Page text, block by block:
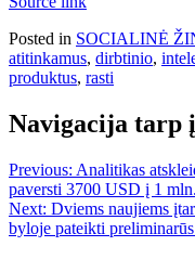
Posted in SOCIALINĖ
atitinkamus, dirbtinio,
produktus, rasti
Navigacija tarp
Previous: Analitikas
paversti 3700 USD į 1 mln.
Next: Dviems naujiems
byloje pateikti